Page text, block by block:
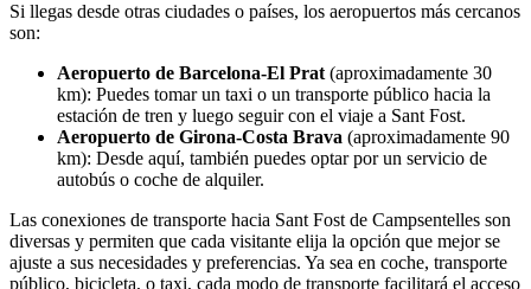
Si llegas desde otras ciudades o países, los aeropuertos más cercanos
son:
Aeropuerto de Barcelona-El Prat (aproximadamente 30
km): Puedes tomar un taxi o un transporte público hacia la
estación de tren y luego seguir con el viaje a Sant Fost.
Aeropuerto de Girona-Costa Brava (aproximadamente 90
km): Desde aquí, también puedes optar por un servicio de
autobús o coche de alquiler.
Las conexiones de transporte hacia Sant Fost de Campsentelles son
diversas y permiten que cada visitante elija la opción que mejor se
ajuste a sus necesidades y preferencias. Ya sea en coche, transporte
público, bicicleta, o taxi, cada modo de transporte facilitará el acceso